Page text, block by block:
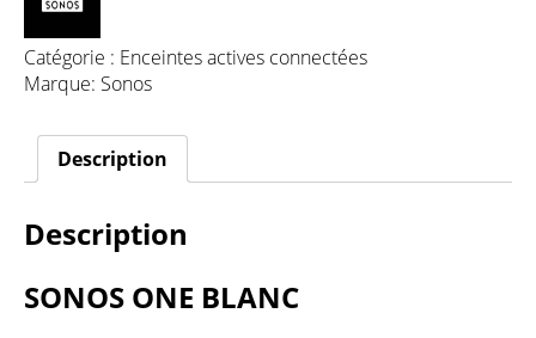
Catégorie : Enceintes actives connectées
Marque: Sonos
Description
Description
SONOS ONE BLANC